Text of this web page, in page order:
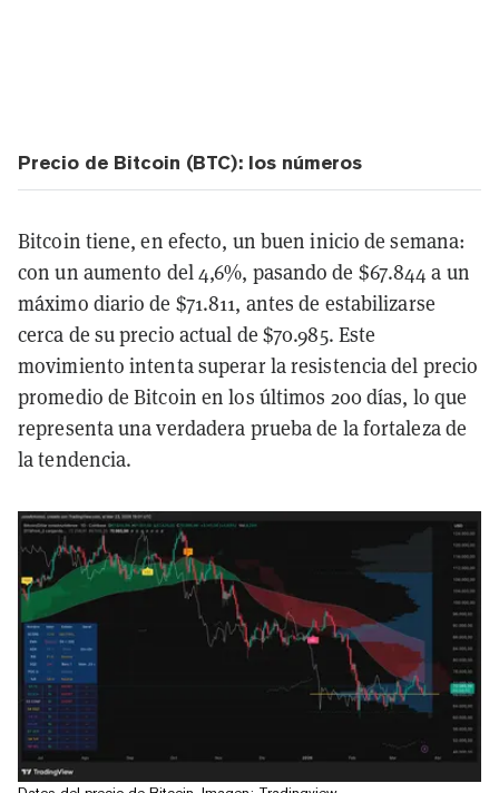
Precio de Bitcoin (BTC): los números
Bitcoin tiene, en efecto, un buen inicio de semana:
con un aumento del 4,6%, pasando de $67.844 a un
máximo diario de $71.811, antes de estabilizarse
cerca de su precio actual de $70.985. Este
movimiento intenta superar la resistencia del precio
promedio de Bitcoin en los últimos 200 días, lo que
representa una verdadera prueba de la fortaleza de
la tendencia.